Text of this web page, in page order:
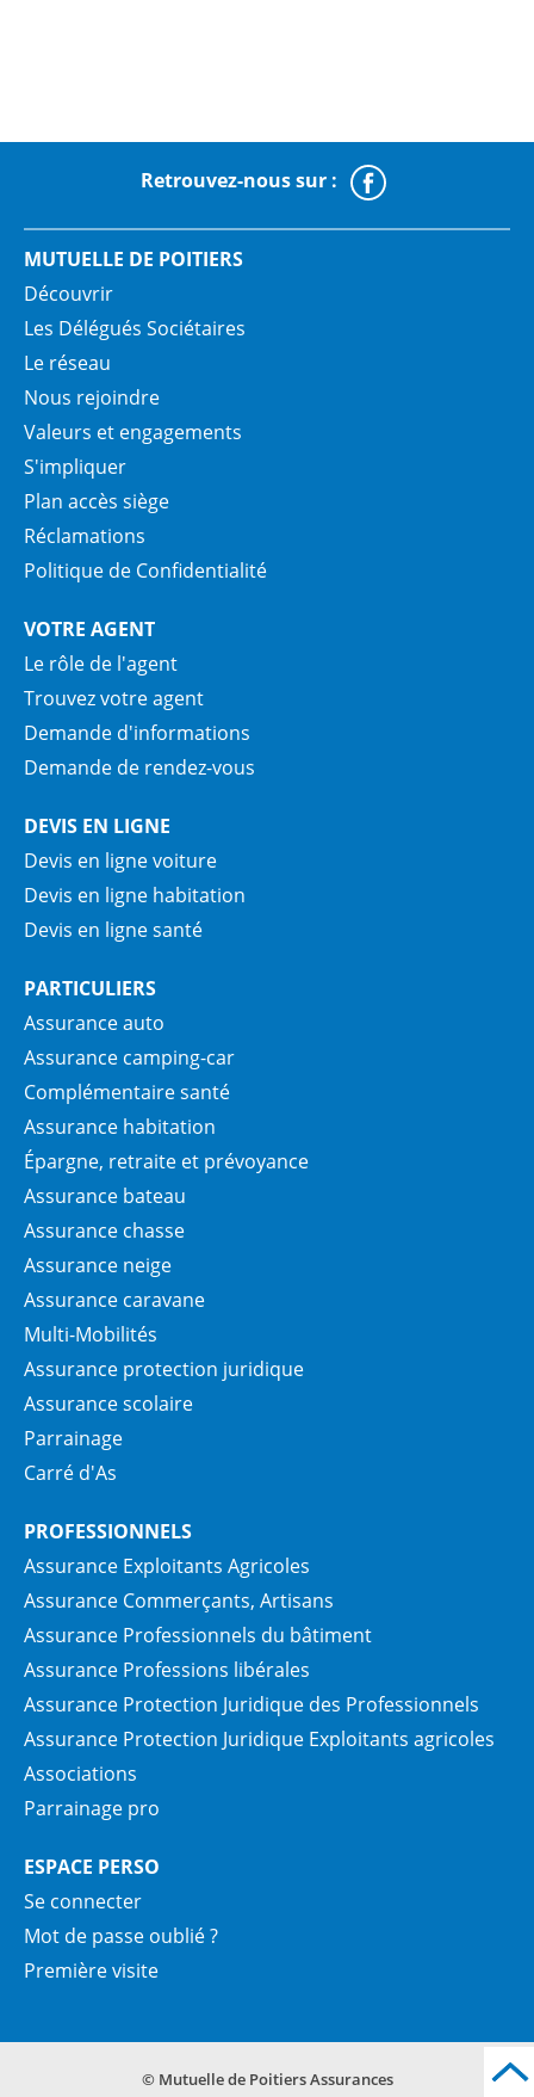
Retrouvez-nous sur :
MUTUELLE DE POITIERS
Découvrir
Les Délégués Sociétaires
Le réseau
Nous rejoindre
Valeurs et engagements
S'impliquer
Plan accès siège
Réclamations
Politique de Confidentialité
VOTRE AGENT
Le rôle de l'agent
Trouvez votre agent
Demande d'informations
Demande de rendez-vous
DEVIS EN LIGNE
Devis en ligne voiture
Devis en ligne habitation
Devis en ligne santé
PARTICULIERS
Assurance auto
Assurance camping-car
Complémentaire santé
Assurance habitation
Épargne, retraite et prévoyance
Assurance bateau
Assurance chasse
Assurance neige
Assurance caravane
Multi-Mobilités
Assurance protection juridique
Assurance scolaire
Parrainage
Carré d'As
PROFESSIONNELS
Assurance Exploitants Agricoles
Assurance Commerçants, Artisans
Assurance Professionnels du bâtiment
Assurance Professions libérales
Assurance Protection Juridique des Professionnels
Assurance Protection Juridique Exploitants agricoles
Associations
Parrainage pro
ESPACE PERSO
Se connecter
Mot de passe oublié ?
Première visite
© Mutuelle de Poitiers Assurances